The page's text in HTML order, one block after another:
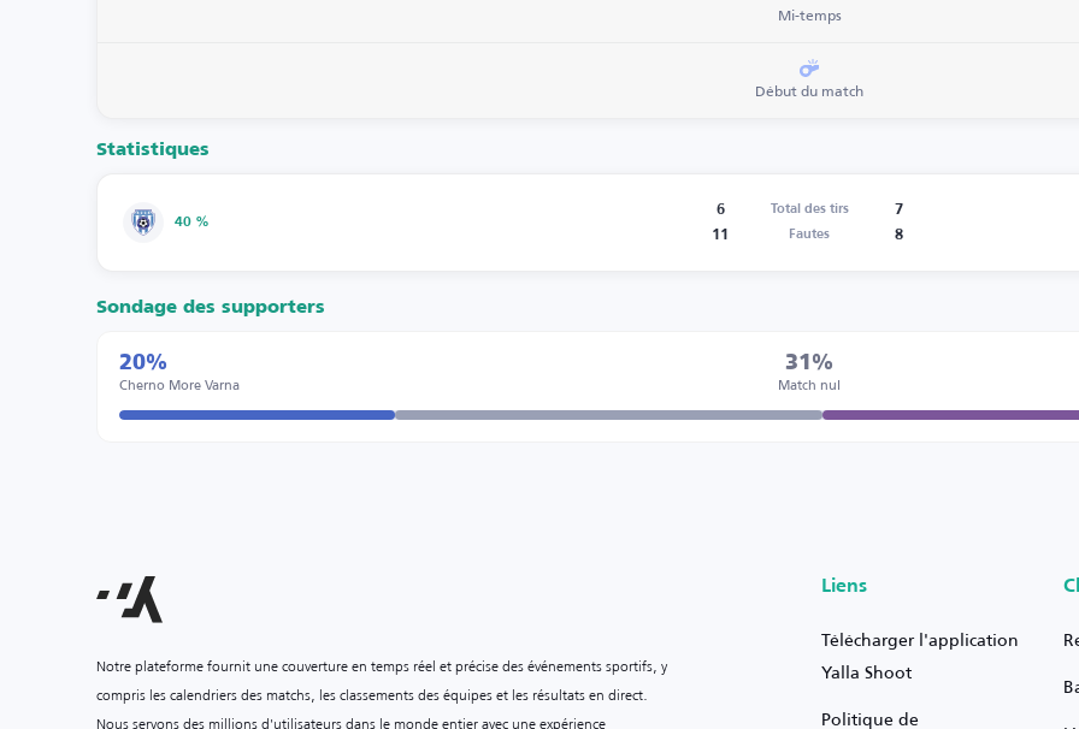
Mi-temps
Début du match
Statistiques
40 %
6 Total des tirs
7
11
Fautes 8
Sondage des supporters
20%
Cherno More Varna
31%
Match nul
Notre plateforme fournit une couverture en temps réel et précise des événements sportifs, y
compris les calendriers des matchs, les classements des équipes et les résultats en direct.
Liens
Télécharger l'application
Yalla Shoot
Politique de